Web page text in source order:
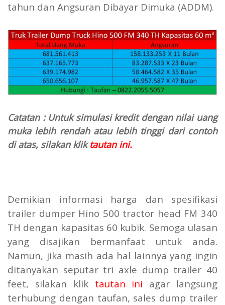
tahun dan Angsuran Dibayar Dimuka (ADDM).
Catatan : Untuk simulasi kredit dengan nilai uang
muka lebih rendah atau lebih tinggi dari contoh
di atas, silakan kliktautan ini.
Demikian informasi harga dan spesifikasi
trailer dumper Hino 500 tractor head FM 340
TH dengan kapasitas 60 kubik. Semoga ulasan
yang disajikan bermanfaat untuk anda.
Namun, jika masih ada hal lainnya yang ingin
ditanyakan seputar tri axle dump trailer 40
feet, silakan klik tautan ini agar langsung
terhubung dengan taufan, sales dump trailer